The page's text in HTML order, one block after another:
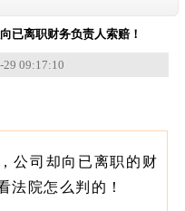
已离职财务负责人索赔！
09:17:10
公司却向已离职的财
法院怎么判的！